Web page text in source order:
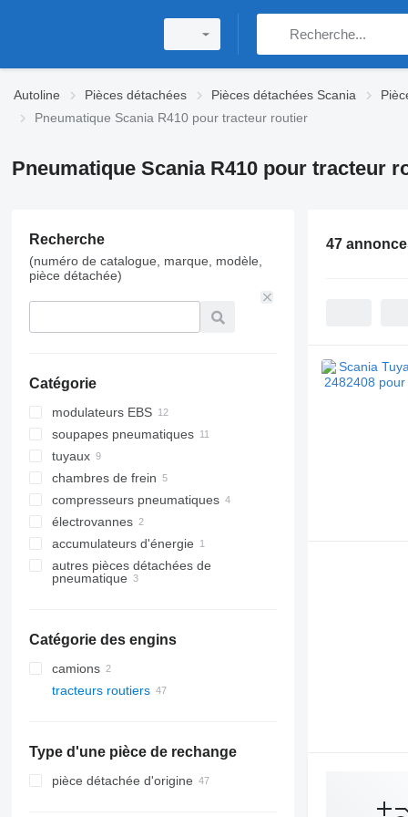
Autoline Pièces détachées Pièces détachées Scania
Pneumatique Scania R410 pour tracteur routier
Pneumatique Scania R410 pour tracteur
Recherche
(numéro de catalogue, marque, modèle,
pièce détachée)
Catégorie
modulateurs EBS
soupapes pneumatiques
tuyaux
chambres de frein
compresseurs pneumatiques
électrovannes
accumulateurs d'énergie
autres pièces détachées de
pneumatique
Catégorie des engins
camions
tracteurs routiers
Type d'une pièce de rechange
pièce détachée d'origine
47